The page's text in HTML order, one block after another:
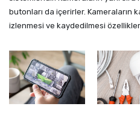
butonları da içerirler.
izlenmesi ve kaydedilmesi